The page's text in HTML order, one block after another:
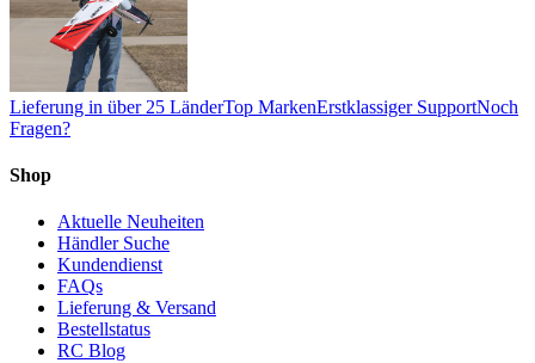
Lieferung in über 25 LänderTop MarkenErstklassiger SupportNoch
Fragen?
Shop
Aktuelle Neuheiten
Händler Suche
Kundendienst
FAQs
Lieferung & Versand
Bestellstatus
RC Blog